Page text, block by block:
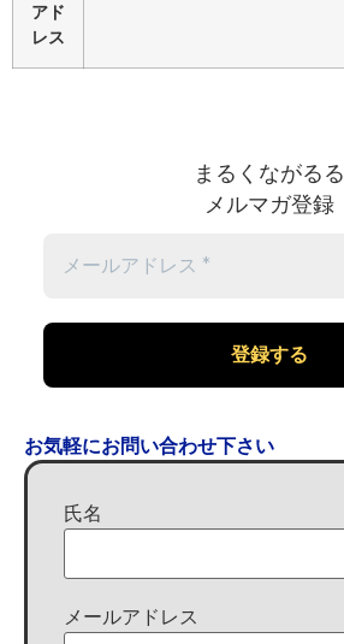
アド
レス
まるくながるる
メルマガ登録
お気軽にお問い合わせ下さい
氏名
メールアドレス